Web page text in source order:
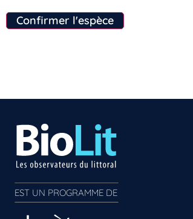
Confirmer l'espèce
EST UN PROGRAMME DE